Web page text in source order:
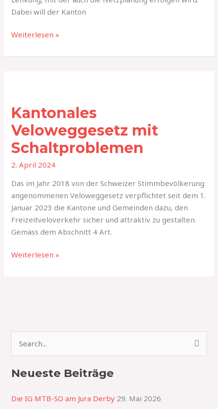
Dabei will der Kanton
Weiterlesen »
Kantonales
Veloweggesetz mit
Schaltproblemen
2. April 2024
Das im Jahr 2018 von der Schweizer Stimmbevölkerung
angenommenen Veloweggesetz verpflichtet seit dem 1.
Januar 2023 die Kantone und Gemeinden dazu, den
Freizeitveloverkehr sicher und attraktiv zu gestalten.
Gemäss dem Abschnitt 4 Art.
mit
Schaltproblemen
Weiterlesen »
c
e
Neueste Beiträge
Die IG MTB-SO am Jura Derby 29. Mai 2026